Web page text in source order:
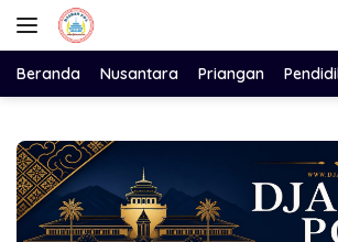
Langsung
Beranda Nusantara Priangan